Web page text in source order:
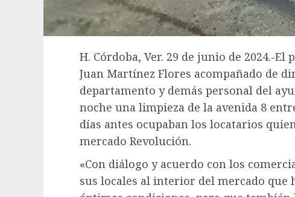
H. Córdoba, Ver. 29 de junio de 2024.-
Juan Martínez Flores acompañado de
departamento y demás personal del
noche una limpieza de la avenida 8
días antes ocupaban los locatarios
mercado Revolución.
«Con diálogo y acuerdo con los
sus locales al interior del mercado que